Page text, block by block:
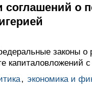
о
законы о
капиталовложений
, экономика и